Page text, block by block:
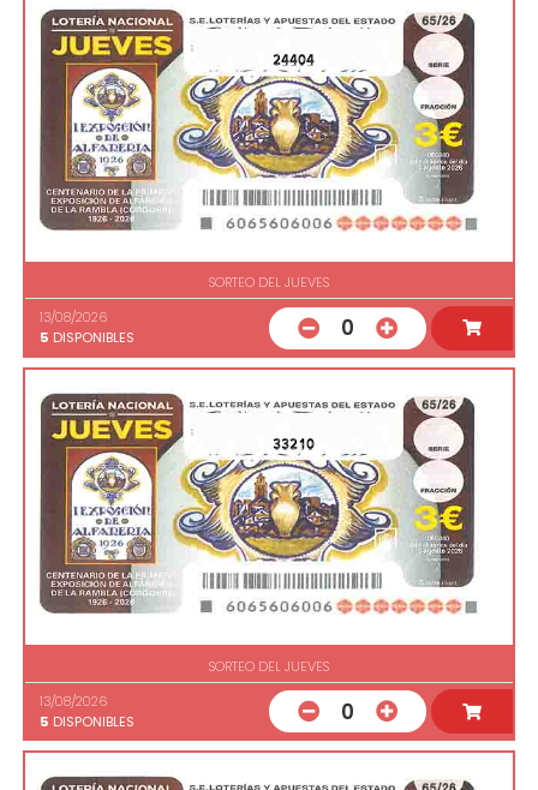
24404
SORTEO DEL JUEVES
13/08/2026
5 DISPONIBLES 0
33210
SORTEO DEL JUEVES
13/08/2026
5 DISPONIBLES 0